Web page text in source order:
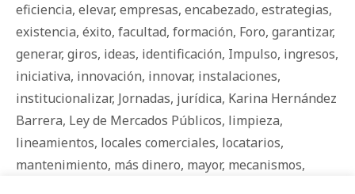
eficiencia, elevar, empresas, encabezado, estrategias,
existencia, éxito, facultad, formación, Foro, garantizar,
generar, giros, ideas, identificación, Impulso, ingresos,
iniciativa, innovación, innovar, instalaciones,
institucionalizar, Jornadas, jurídica, Karina Hernández
Barrera, Ley de Mercados Públicos, limpieza,
lineamientos, locales comerciales, locatarios,
mantenimiento, más dinero, mayor, mecanismos,